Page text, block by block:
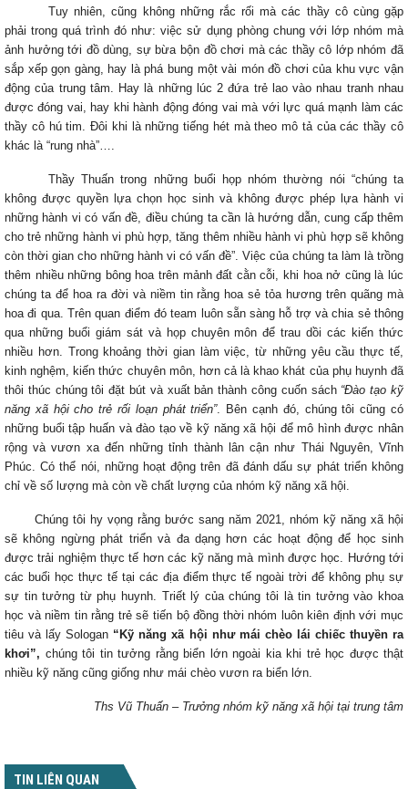
Tuy nhiên, cũng không những rắc rối mà các thầy cô cùng gặp
phải trong quá trình đó như: việc sử dụng phòng chung với lớp nhóm mà
ảnh hưởng tới đồ dùng, sự bừa bộn đồ chơi mà các thầy cô lớp nhóm đã
sắp xếp gọn gàng, hay là phá bung một vài món đồ chơi của khu vực vận
động của trung tâm. Hay là những lúc 2 đứa trẻ lao vào nhau tranh nhau
được đóng vai, hay khi hành động đóng vai mà với lực quá mạnh làm các
thầy cô hú tim. Đôi khi là những tiếng hét mà theo mô tả của các thầy cô
khác là “rung nhà”….
Thầy Thuấn trong những buổi họp nhóm thường nói “chúng ta
không được quyền lựa chọn học sinh và không được phép lựa hành vi
những hành vi có vấn đề, điều chúng ta cần là hướng dẫn, cung cấp thêm
cho trẻ những hành vi phù hợp, tăng thêm nhiều hành vi phù hợp sẽ không
còn thời gian cho những hành vi có vấn đề”. Việc của chúng ta làm là trồng
thêm nhiều những bông hoa trên mảnh đất cằn cỗi, khi hoa nở cũng là lúc
chúng ta để hoa ra đời và niềm tin rằng hoa sẻ tỏa hương trên quãng mà
hoa đi qua. Trên quan điểm đó team luôn sẵn sàng hỗ trợ và chia sẻ thông
qua những buổi giám sát và họp chuyên môn để trau dồi các kiến thức
nhiều hơn. Trong khoảng thời gian làm việc, từ những yêu cầu thực tế,
kinh nghệm, kiến thức chuyên môn, hơn cả là khao khát của phụ huynh đã
thôi thúc chúng tôi đặt bút và xuất bản thành công cuốn sách “Đào tạo kỹ
năng xã hội cho trẻ rối loạn phát triển”. Bên cạnh đó, chúng tôi cũng có
những buổi tập huấn và đào tạo về kỹ năng xã hội để mô hình được nhân
rộng và vươn xa đến những tỉnh thành lân cận như Thái Nguyên, Vĩnh
Phúc. Có thể nói, những hoạt động trên đã đánh dấu sự phát triển không
chỉ về số lượng mà còn về chất lượng của nhóm kỹ năng xã hội.
Chúng tôi hy vọng rằng bước sang năm 2021, nhóm kỹ năng xã hội
sẽ không ngừng phát triển và đa dạng hơn các hoạt động để học sinh
được trải nghiệm thực tế hơn các kỹ năng mà mình được học. Hướng tới
các buổi học thực tế tại các địa điểm thực tế ngoài trời để không phụ sự
sự tin tưởng từ phụ huynh. Triết lý của chúng tôi là tin tưởng vào khoa
học và niềm tin rằng trẻ sẽ tiến bộ đồng thời nhóm luôn kiên định với mục
tiêu và lấy Sologan “Kỹ năng xã hội như mái chèo lái chiếc thuyền ra
khơi”, chúng tôi tin tưởng rằng biển lớn ngoài kia khi trẻ học được thật
nhiều kỹ năng cũng giống như mái chèo vươn ra biển lớn.
Ths Vũ Thuấn – Trưởng nhóm kỹ năng xã hội tại trung tâm
TIN LIÊN QUAN